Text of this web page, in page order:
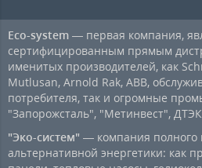
Eco-system — первая компания,
сертифицированным прямым
именитых производителей, как
Mutlusan, Arnold Rak, ABB,
потребителя, так и огромные
"Запорожсталь", "Метинвест",
"Эко-систем" — компания полного
альтернативной энергетики: как